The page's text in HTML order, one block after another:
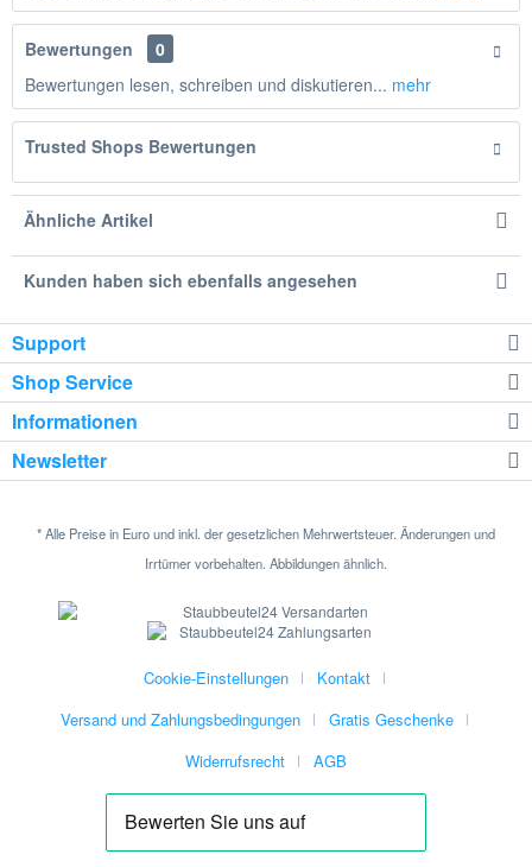
Bewertungen
0
Bewertungen lesen, schreiben und diskutieren... mehr
Trusted Shops Bewertungen
Ähnliche Artikel
Kunden haben sich ebenfalls angesehen
Support
Shop Service
Informationen
Newsletter
* Alle Preise in Euro und inkl. der gesetzlichen Mehrwertsteuer. Änderungen und
Irrtümer vorbehalten. Abbildungen ähnlich.
Cookie-Einstellungen
Kontakt
Versand und Zahlungsbedingungen
Gratis Geschenke
Widerrufsrecht
AGB